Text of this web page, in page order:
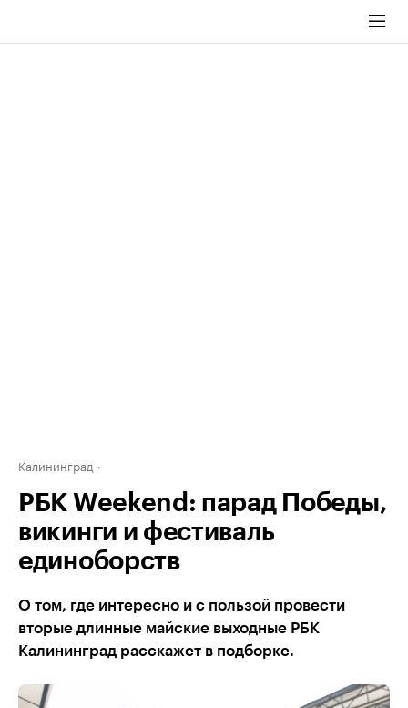
Калининград
РБК Weekend: парад Победы,
викинги и фестиваль
единоборств
О том, где интересно и с пользой провести
вторые длинные майские выходные РБК
Калининград расскажет в подборке.